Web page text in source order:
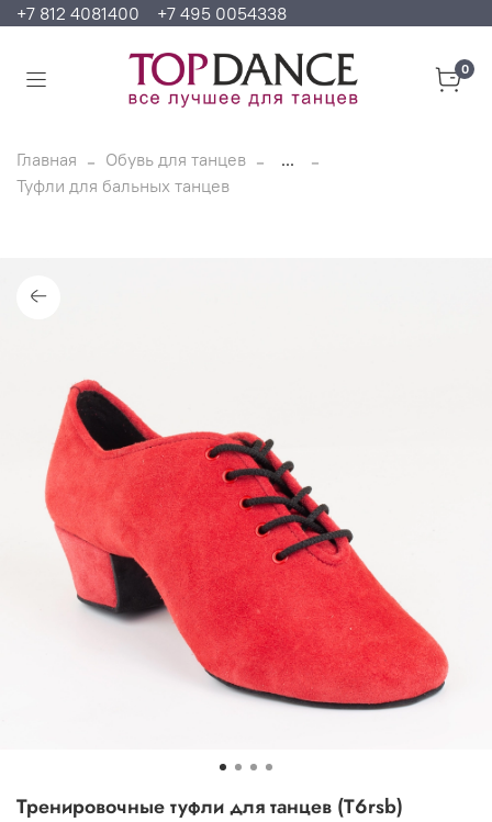
+7 812 4081400 +7 495 0054338
0
Главная Обувь для танцев
...
Туфли для бальных танцев
Тренировочные туфли для танцев (T6rsb)